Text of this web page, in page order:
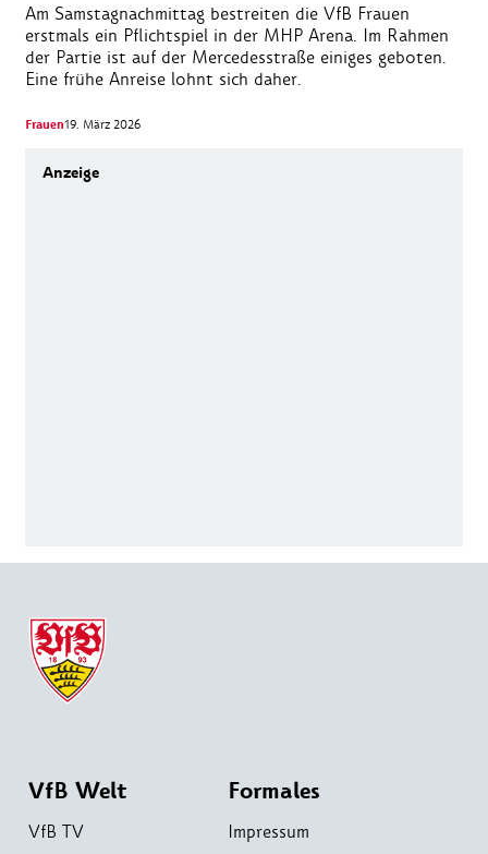
Am Samstagnachmittag bestreiten die VfB Frauen
erstmals ein Pflichtspiel in der MHP Arena. Im Rahmen
der Partie ist auf der Mercedesstraße einiges geboten.
Eine frühe Anreise lohnt sich daher.
Frauen19. März 2026
VfB Welt
VfB TV
Formales
Impressum